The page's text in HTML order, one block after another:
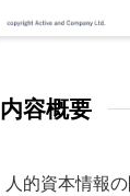
内容概要
人的資本情報